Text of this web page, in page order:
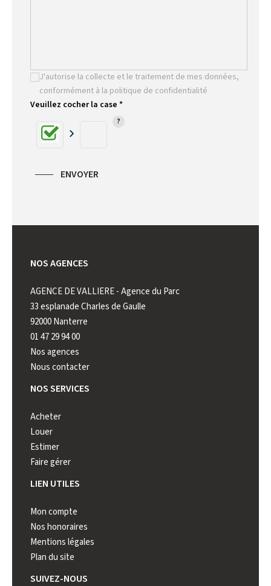
J'autorise la collecte et le traitement de mes données,
conformément à la politique de confidentialité
Veuillez cocher la case *
ENVOYER
NOS AGENCES
AGENCE DE VALLIERE - Agence du Parc
33 esplanade Charles de Gaulle
92000 Nanterre
01 47 29 94 00
Nos agences
Nous contacter
NOS SERVICES
Acheter
Louer
Estimer
Faire gérer
LIEN UTILES
Mon compte
Nos honoraires
Mentions légales
Plan du site
SUIVEZ-NOUS